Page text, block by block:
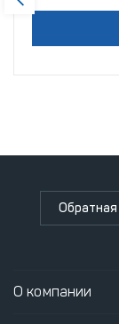
Обратная
О компании